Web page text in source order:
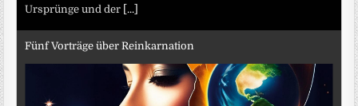
Ursprünge und der [...]
Fünf Vorträge über Reinkarnation